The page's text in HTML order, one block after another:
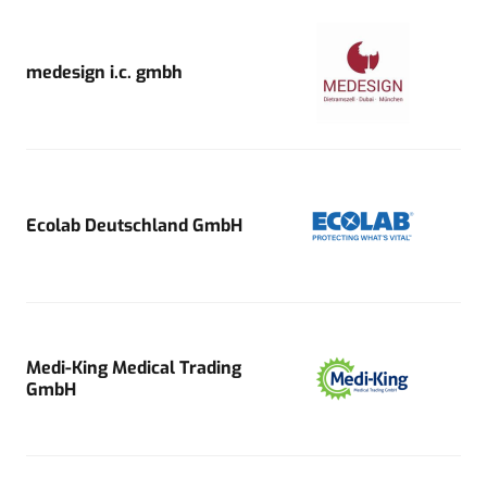
medesign i.c. gmbh
Ecolab Deutschland GmbH
Medi-King Medical Trading
GmbH